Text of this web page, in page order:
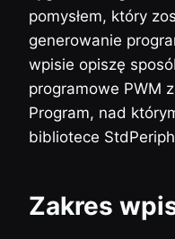
pomysłem, który
generowanie
wpisie opiszę
programowe PWM
Program, nad
bibliotece
Zakres